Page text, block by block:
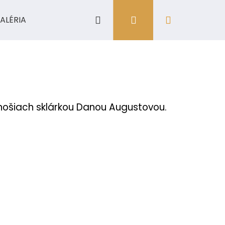
Hľadať Prihlásenie
sklárkou Danou Augustovou.